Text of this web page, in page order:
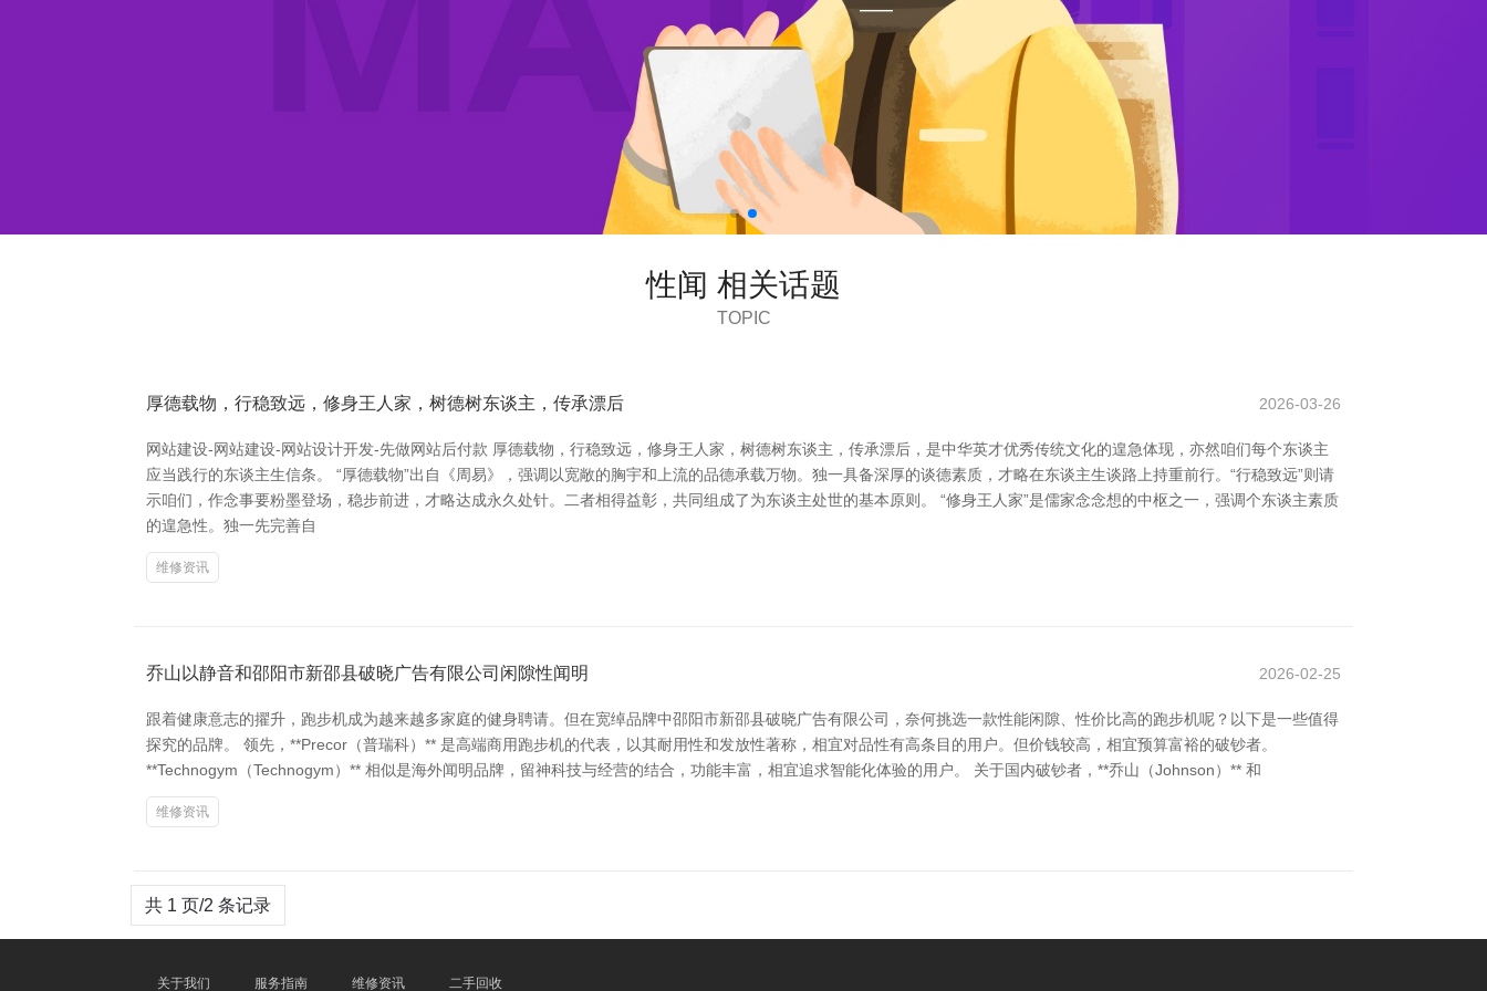
性闻 相关话题
TOPIC
厚德载物，行稳致远，修身王人家，树德树东谈主，传承漂后 2026-03-26
网站建设-网站建设-网站设计开发-先做网站后付款 厚德载物，行稳致远，修身王人家，树德树东谈主，传承漂后，是中华英才优秀传统文化的遑急体现，亦然咱们每个东谈主
应当践行的东谈主生信条。 “厚德载物”出自《周易》，强调以宽敞的胸宇和上流的品德承载万物。独一具备深厚的谈德素质，才略在东谈主生谈路上持重前行。“行稳致远”则请
示咱们，作念事要粉墨登场，稳步前进，才略达成永久处针。二者相得益彰，共同组成了为东谈主处世的基本原则。 “修身王人家”是儒家念念想的中枢之一，强调个东谈主素质
的遑急性。独一先完善自
维修资讯
乔山以静音和邵阳市新邵县破晓广告有限公司闲隙性闻明 2026-02-25
跟着健康意志的擢升，跑步机成为越来越多家庭的健身聘请。但在宽绰品牌中邵阳市新邵县破晓广告有限公司，奈何挑选一款性能闲隙、性价比高的跑步机呢？以下是一些值得
探究的品牌。 领先，**Precor（普瑞科）** 是高端商用跑步机的代表，以其耐用性和发放性著称，相宜对品性有高条目的用户。但价钱较高，相宜预算富裕的破钞者。
**Technogym（Technogym）** 相似是海外闻明品牌，留神科技与经营的结合，功能丰富，相宜追求智能化体验的用户。 关于国内破钞者，**乔山（Johnson）** 和
维修资讯
共 1 页/2 条记录
关于我们 服务指南 维修资讯 二手回收